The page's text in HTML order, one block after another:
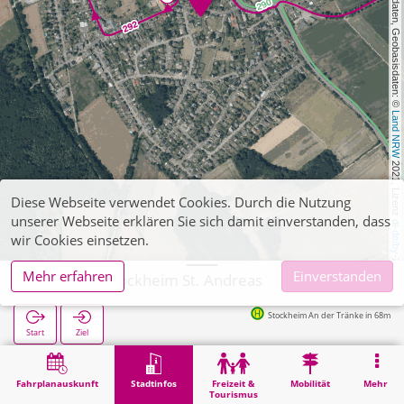
, Kartendaten, Geobasisdaten: ©
Land NRW
2021, Lizenz
dl-de/by-2-0
Fahrplanauskunft Stadtinfos
Freizeit &
Tourismus
Mobilität Mehr
Kreuzau, Stockheim St. Andreas
Start Ziel
Stockheim An der Tränke in 68m
Stadtinfos Kreuzau, Stockheim St. Andreas
Diese Webseite verwendet Cookies. Durch die Nutzung
unserer Webseite erklären Sie sich damit einverstanden, dass
wir Cookies einsetzen.
Mehr erfahren
Einverstanden